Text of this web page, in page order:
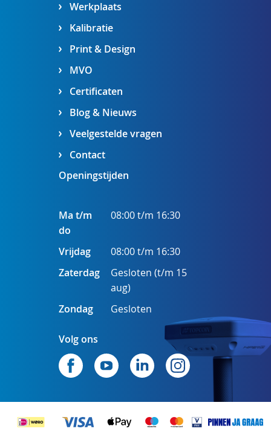
Werkplaats
Kalibratie
Print & Design
MVO
Certificaten
Blog & Nieuws
Veelgestelde vragen
Contact
Openingstijden
Ma t/m
do
08:00 t/m 16:30
Vrijdag
08:00 t/m 16:30
Zaterdag
Gesloten (t/m 15
aug)
Zondag
Gesloten
Volg ons